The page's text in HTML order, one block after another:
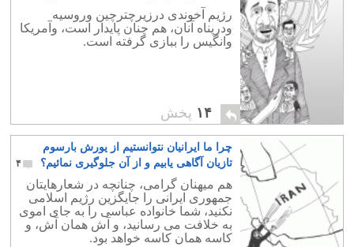
رژیم آخوندی درزیرچترچین وروسیه
ودرپناه آنان، هم چنان پایدار است، وآمریکا
وانگیس را ببازی گرفته است.
۱۴ پخش
چرا ما ایرانیان نتوانستیم از یورش بارسوم
تازیان آگاهی یابیم و از آن جلوگیری نمائیم؟
۴
هم میهنان گرامی، چنانچه در شعارهایتان
جمهوری ایرانی را جایگزین رژیم اسلامی
نکنید، شما خانواده عباسی را به جای اموی
به خلافت می رسانید، و آش همان آش، و
کاسه همان کاسه خواهد بود.